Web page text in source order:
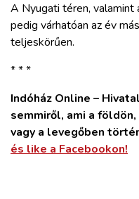
A Nyugati téren, valamint
pedig várhatóan az év
teljeskörűen.
* * *
Indóház Online –
semmiről, ami a
vagy a levegőben
és like a Facebookon!